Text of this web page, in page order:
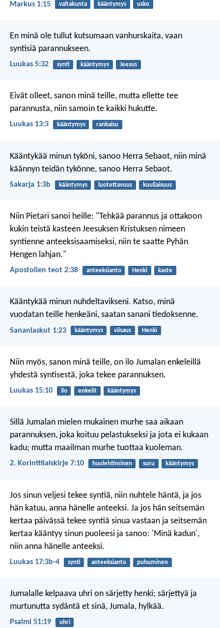
Markus 1:15 valtakunta kääntymys usko
En minä ole tullut kutsumaan vanhurskaita, vaan
syntisiä parannukseen.
Luukas 5:32 synti kääntymys Jeesus
Eivät olleet, sanon minä teille, mutta ellette tee
parannusta, niin samoin te kaikki hukutte.
Luukas 13:3 kääntymys rankaisu
Kääntykää minun tyköni, sanoo Herra Sebaot, niin minä
käännyn teidän tykönne, sanoo Herra Sebaot.
Sakarja 1:3b kääntymys luotettavuus kuuliaisuus
Niin Pietari sanoi heille: "Tehkää parannus ja ottakoon
kukin teistä kasteen Jeesuksen Kristuksen nimeen
syntienne anteeksisaamiseksi, niin te saatte Pyhän
Hengen lahjan."
Apostolien teot 2:38 anteeksianto Henki kaste
Kääntykää minun nuhdeltavikseni. Katso, minä
vuodatan teille henkeäni, saatan sanani tiedoksenne.
Sananlaskut 1:23 kääntymys viisaus Henki
Niin myös, sanon minä teille, on ilo Jumalan enkeleillä
yhdestä syntisestä, joka tekee parannuksen.
Luukas 15:10 ilo enkelit kääntymys
Sillä Jumalan mielen mukainen murhe saa aikaan
parannuksen, joka koituu pelastukseksi ja jota ei kukaan
kadu; mutta maailman murhe tuottaa kuoleman.
2. Korinttilaiskirje 7:10 huolehtiminen suru kääntymys
Jos sinun veljesi tekee syntiä, niin nuhtele häntä, ja jos
hän katuu, anna hänelle anteeksi. Ja jos hän seitsemän
kertaa päivässä tekee syntiä sinua vastaan ja seitsemän
kertaa kääntyy sinun puoleesi ja sanoo: 'Minä kadun',
niin anna hänelle anteeksi.
Luukas 17:3b-4 synti anteeksianto puhuminen
Jumalalle kelpaava uhri on särjetty henki; särjettyä ja
murtunutta sydäntä et sinä, Jumala, hylkää.
Psalmi 51:19 uhri